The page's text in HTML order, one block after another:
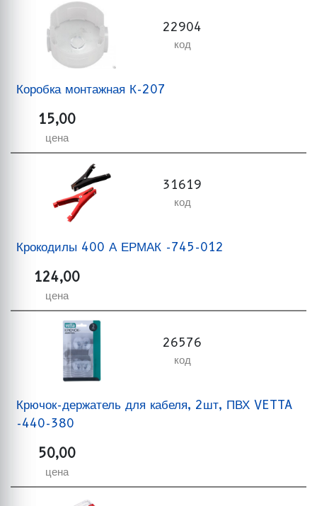
22904
код
Коробка монтажная К-207
15,00
цена
31619
код
Крокодилы 400 А ЕРМАК -745-012
124,00
цена
26576
код
Крючок-держатель для кабеля, 2шт, ПВХ VETTA
-440-380
50,00
цена